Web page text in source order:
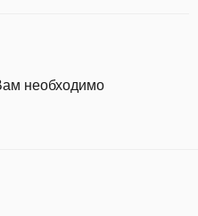
необходимо